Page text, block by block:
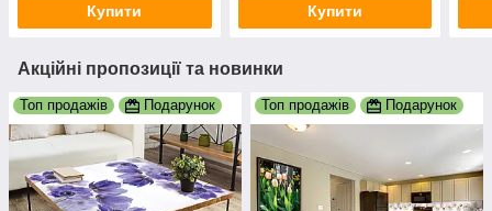
Купити Купити
Акційні пропозиції та новинки
Топ продажів Подарунок Топ продажів Подарунок